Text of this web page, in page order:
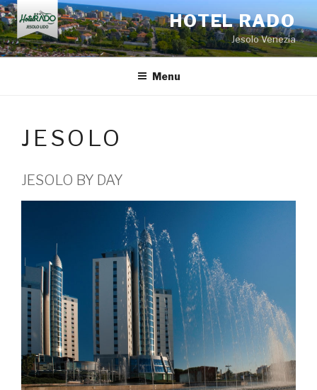
Salta
al
contenuto
HOTEL RADO
Jesolo Venezia
Menu
JESOLO
JESOLO BY DAY